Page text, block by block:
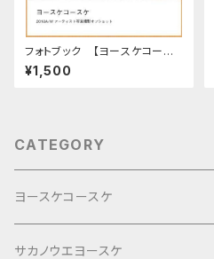
フォトブック 【ヨースケコース
ケ 2018 A/W アーティスト写真
撮影オフショット】
¥1,500
CATEGORY
ヨースケコースケ
ぶらり旅2017Short
サカノウエヨースケ